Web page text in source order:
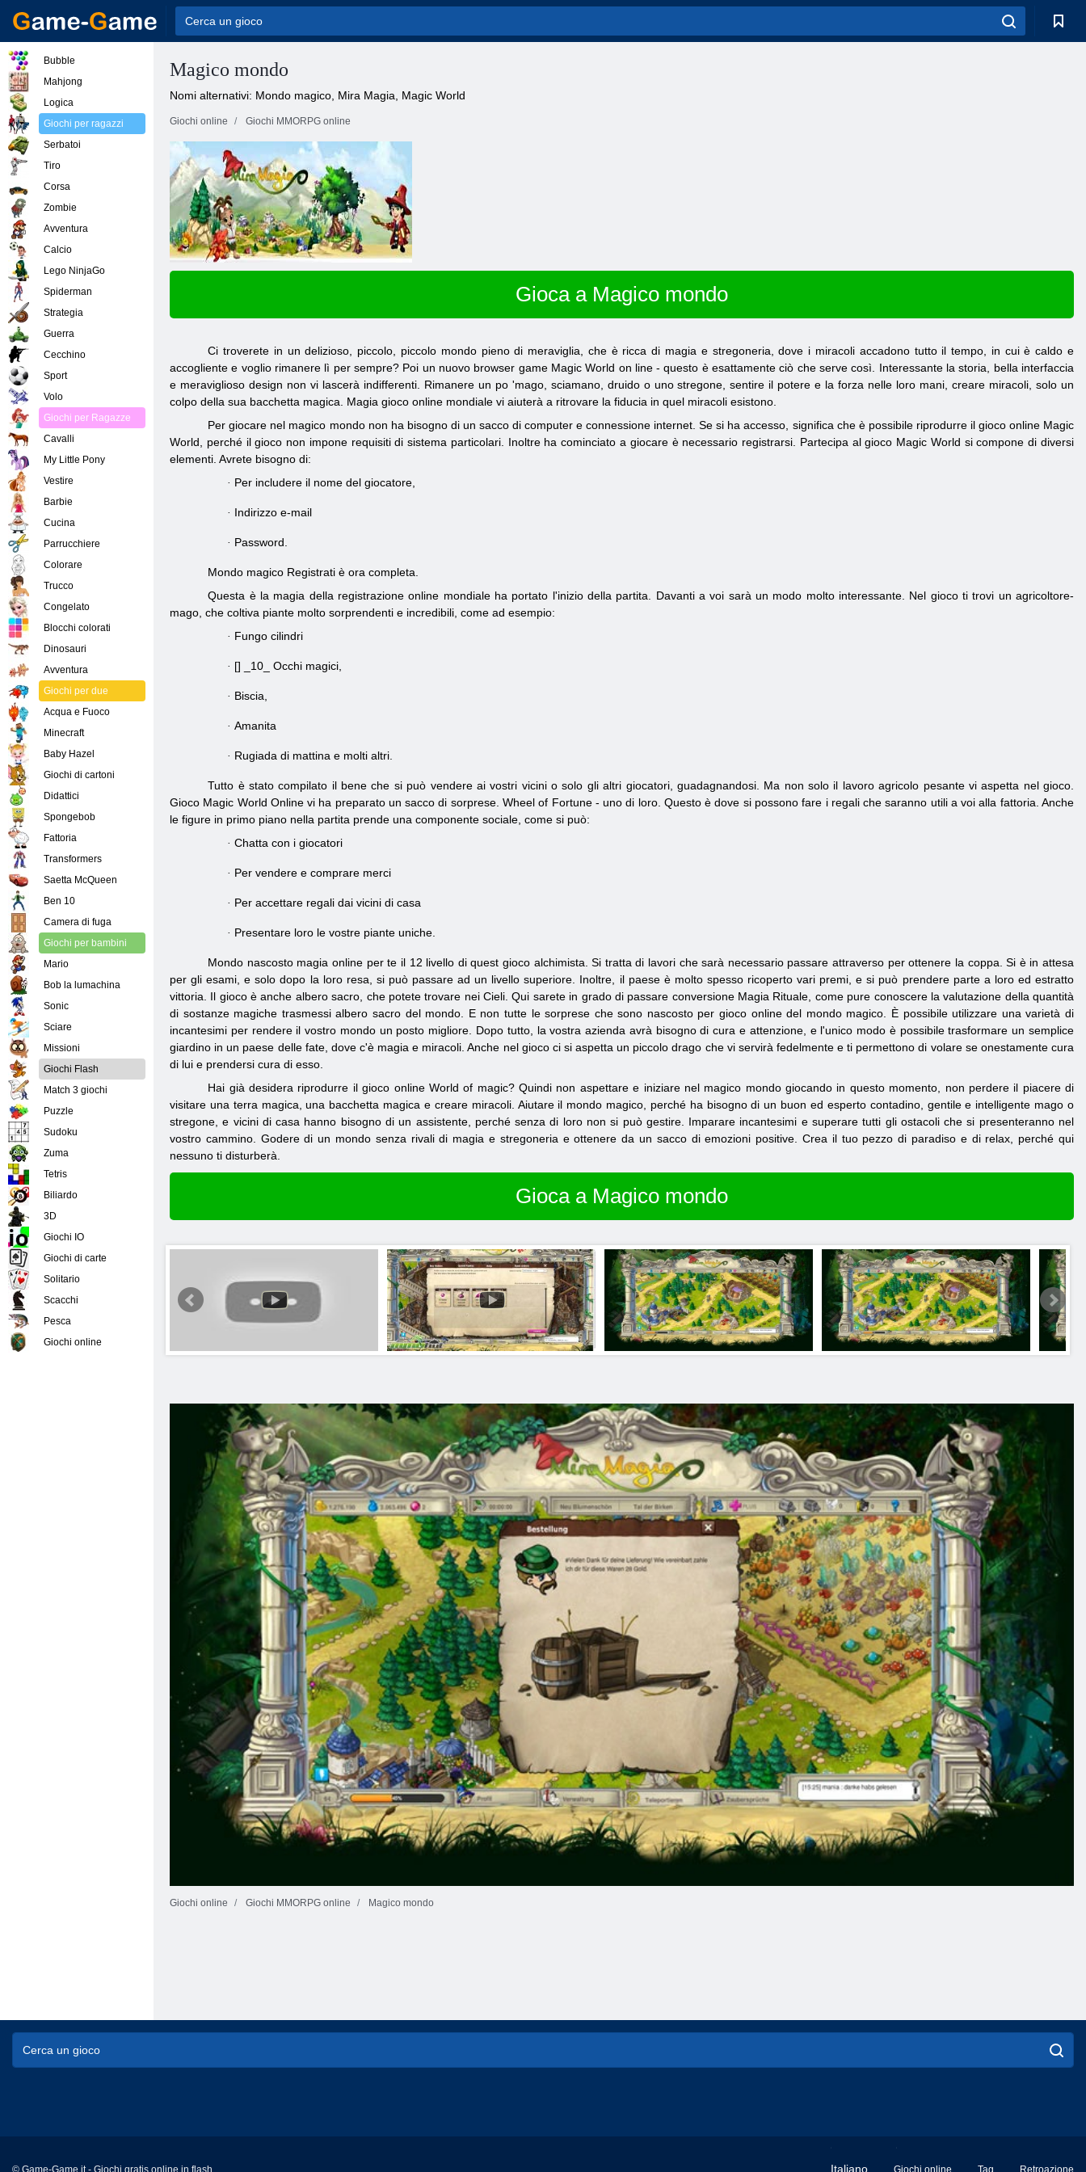
Magico mondo
Nomi alternativi: Mondo magico, Mira Magia, Magic World
Giochi online Giochi MMORPG online
Gioca a Magico mondo
Ci troverete in un delizioso, piccolo, piccolo mondo pieno di meraviglia, che è ricca di magia e stregoneria, dove i miracoli accadono tutto il tempo, in cui è caldo e
accogliente e voglio rimanere lì per sempre? Poi un nuovo browser game Magic World on line - questo è esattamente ciò che serve così. Interessante la storia, bella interfaccia
e meraviglioso design non vi lascerà indifferenti. Rimanere un po 'mago, sciamano, druido o uno stregone, sentire il potere e la forza nelle loro mani, creare miracoli, solo un
colpo della sua bacchetta magica. Magia gioco online mondiale vi aiuterà a ritrovare la fiducia in quel miracoli esistono.
Per giocare nel magico mondo non ha bisogno di un sacco di computer e connessione internet. Se si ha accesso, significa che è possibile riprodurre il gioco online Magic
World, perché il gioco non impone requisiti di sistema particolari. Inoltre ha cominciato a giocare è necessario registrarsi. Partecipa al gioco Magic World si compone di diversi
elementi. Avrete bisogno di:
· Per includere il nome del giocatore,
· Indirizzo e-mail
· Password.
Mondo magico Registrati è ora completa.
Questa è la magia della registrazione online mondiale ha portato l'inizio della partita. Davanti a voi sarà un modo molto interessante. Nel gioco ti trovi un agricoltore-
mago, che coltiva piante molto sorprendenti e incredibili, come ad esempio:
· Fungo cilindri
· [] _10_ Occhi magici,
· Biscia,
·Amanita
· Rugiada di mattina e molti altri.
Tutto è stato compilato il bene che si può vendere ai vostri vicini o solo gli altri giocatori, guadagnandosi. Ma non solo il lavoro agricolo pesante vi aspetta nel gioco.
Gioco Magic World Online vi ha preparato un sacco di sorprese. Wheel of Fortune - uno di loro. Questo è dove si possono fare i regali che saranno utili a voi alla fattoria. Anche
le figure in primo piano nella partita prende una componente sociale, come si può:
·Chatta con i giocatori
· Per vendere e comprare merci
· Per accettare regali dai vicini di casa
· Presentare loro le vostre piante uniche.
Mondo nascosto magia online per te il 12 livello di quest gioco alchimista. Si tratta di lavori che sarà necessario passare attraverso per ottenere la coppa. Si è in attesa
per gli esami, e solo dopo la loro resa, si può passare ad un livello superiore. Inoltre, il paese è molto spesso ricoperto vari premi, e si può prendere parte a loro ed estratto
vittoria. Il gioco è anche albero sacro, che potete trovare nei Cieli. Qui sarete in grado di passare conversione Magia Rituale, come pure conoscere la valutazione della quantità
di sostanze magiche trasmessi albero sacro del mondo. E non tutte le sorprese che sono nascosto per gioco online del mondo magico. È possibile utilizzare una varietà di
incantesimi per rendere il vostro mondo un posto migliore. Dopo tutto, la vostra azienda avrà bisogno di cura e attenzione, e l'unico modo è possibile trasformare un semplice
giardino in un paese delle fate, dove c'è magia e miracoli. Anche nel gioco ci si aspetta un piccolo drago che vi servirà fedelmente e ti permettono di volare se onestamente cura
di lui e prendersi cura di esso.
Hai già desidera riprodurre il gioco online World of magic? Quindi non aspettare e iniziare nel magico mondo giocando in questo momento, non perdere il piacere di
visitare una terra magica, una bacchetta magica e creare miracoli. Aiutare il mondo magico, perché ha bisogno di un buon ed esperto contadino, gentile e intelligente mago o
stregone, e vicini di casa hanno bisogno di un assistente, perché senza di loro non si può gestire. Imparare incantesimi e superare tutti gli ostacoli che si presenteranno nel
vostro cammino. Godere di un mondo senza rivali di magia e stregoneria e ottenere da un sacco di emozioni positive. Crea il tuo pezzo di paradiso e di relax, perché qui
nessuno ti disturberà.
Gioca a Magico mondo
Giochi online Giochi MMORPG online Magico mondo
Bubble
Mahjong
Logica
Giochi per ragazzi
Serbatoi
Tiro
Corsa
Zombie
Avventura
Calcio
Lego NinjaGo
Spiderman
Strategia
Guerra
Cecchino
Sport
Volo
Giochi per Ragazze
Cavalli
My Little Pony
Vestire
Barbie
Cucina
Parrucchiere
Colorare
Trucco
Congelato
Blocchi colorati
Dinosauri
Avventura
Giochi per due
Acqua e Fuoco
Minecraft
Baby Hazel
Giochi di cartoni
Didattici
Spongebob
Fattoria
Transformers
Saetta McQueen
Ben 10
Camera di fuga
Giochi per bambini
Mario
Bob la lumachina
Sonic
Sciare
Missioni
Giochi Flash
Match 3 giochi
Puzzle
Sudoku
Zuma
Tetris
Biliardo
3D
Giochi IO
Giochi di carte
Solitario
Scacchi
Pesca
Giochi online
© Game-Game.it - Giochi gratis online in flash Italiano
English